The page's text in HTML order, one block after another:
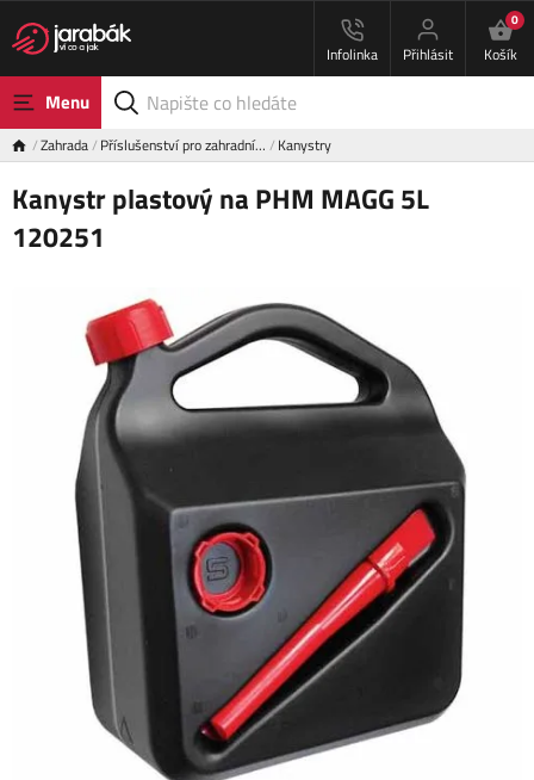
Infolinka Přihlásit
0
Košík
Menu
Zahrada Příslušenství pro zahradní… Kanystry
Kanystr plastový na PHM MAGG 5L
120251